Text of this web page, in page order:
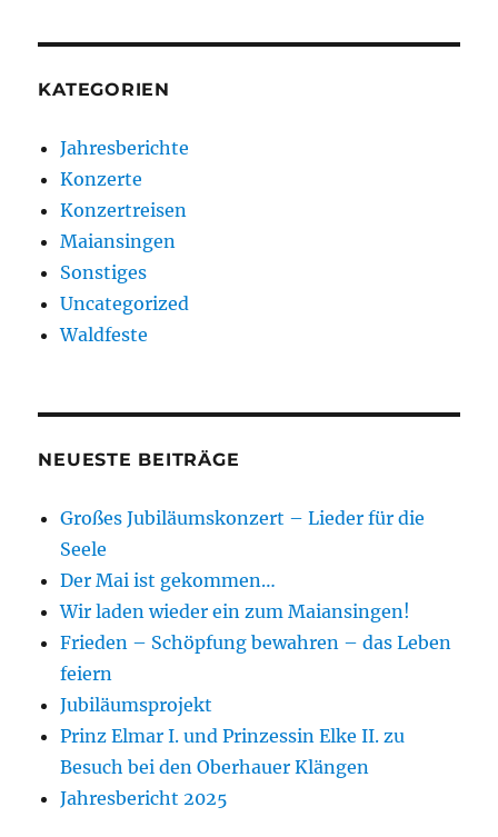
KATEGORIEN
Jahresberichte
Konzerte
Konzertreisen
Maiansingen
Sonstiges
Uncategorized
Waldfeste
NEUESTE BEITRÄGE
Großes Jubiläumskonzert – Lieder für die
Seele
Der Mai ist gekommen…
Wir laden wieder ein zum Maiansingen!
Frieden – Schöpfung bewahren – das Leben
feiern
Jubiläumsprojekt
Prinz Elmar I. und Prinzessin Elke II. zu
Besuch bei den Oberhauer Klängen
Jahresbericht 2025